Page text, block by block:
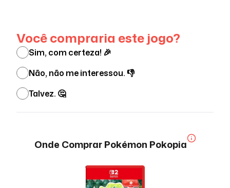
Você compraria este jogo?
Sim, com certeza! 🎉
Não, não me interessou. 👎
Talvez. 🤔
Onde ComprarPokémon Pokopia